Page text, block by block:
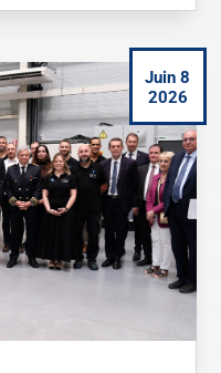
Juin 8
2026